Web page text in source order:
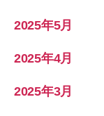
2025年5月
2025年4月
2025年3月